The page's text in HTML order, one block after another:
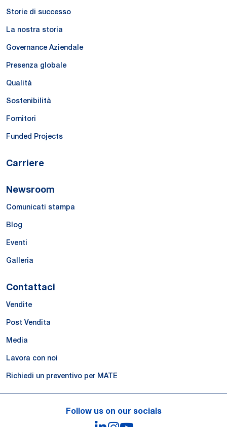
Storie di successo
La nostra storia
Governance Aziendale
Presenza globale
Qualità
Sostenibilità
Fornitori
Funded Projects
Carriere
Newsroom
Comunicati stampa
Blog
Eventi
Galleria
Contattaci
Vendite
Post Vendita
Media
Lavora con noi
Richiedi un preventivo per MATE
Follow us on our socials